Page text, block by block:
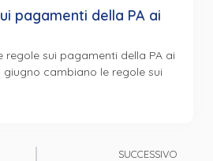
pagamenti della PA ai
regole sui pagamenti della PA ai
giugno cambiano le regole sui
SUCCESSIVO